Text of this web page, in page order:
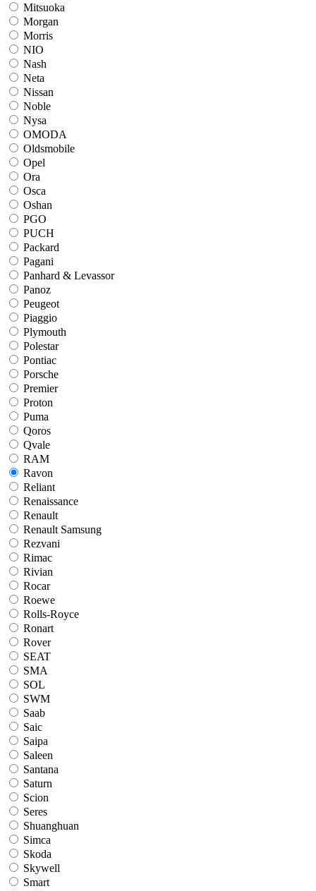
Mitsuoka
Morgan
Morris
NIO
Nash
Neta
Nissan
Noble
Nysa
OMODA
Oldsmobile
Opel
Ora
Osca
Oshan
PGO
PUCH
Packard
Pagani
Panhard & Levassor
Panoz
Peugeot
Piaggio
Plymouth
Polestar
Pontiac
Porsche
Premier
Proton
Puma
Qoros
Qvale
RAM
Ravon
Reliant
Renaissance
Renault
Renault Samsung
Rezvani
Rimac
Rivian
Rocar
Roewe
Rolls-Royce
Ronart
Rover
SEAT
SMA
SOL
SWM
Saab
Saic
Saipa
Saleen
Santana
Saturn
Scion
Seres
Shuanghuan
Simca
Skoda
Skywell
Smart